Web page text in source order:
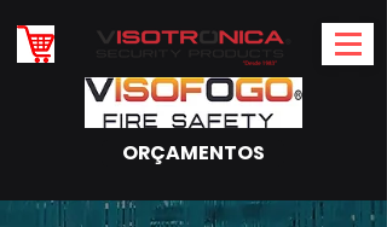
ORÇAMENTOS